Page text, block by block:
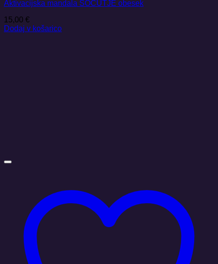
Aktivacijska mandala SOČUTJE obesek
15,00 €
Dodaj v košarico